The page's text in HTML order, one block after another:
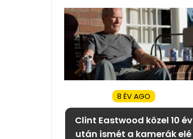
8 ÉV AGO
Clint Eastwood közel 10 év
után ismét a kamerák elé